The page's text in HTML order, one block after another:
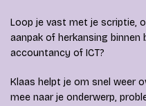
Loop je vast met je scriptie,
aanpak of herkansing binnen
accountancy of ICT?
Klaas helpt je om snel weer
mee naar je onderwerp,